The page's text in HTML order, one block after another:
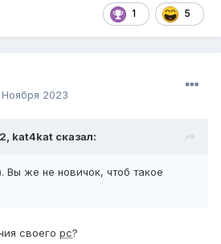
1 5
Ноября 2023
kat4kat сказал:
Вы же не новичок, чтоб такое
своего рс?